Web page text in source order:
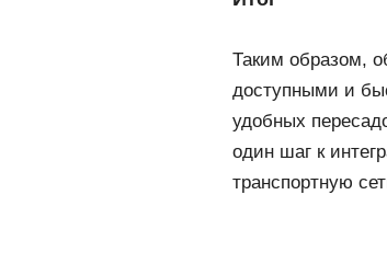
Таким образом,
доступными и
удобных
один шаг к
транспортную